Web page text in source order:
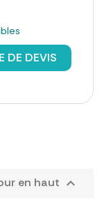
DE DEVIS
en haut 